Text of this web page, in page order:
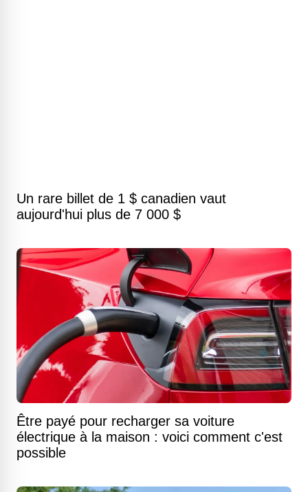
Un rare billet de 1 $ canadien vaut
aujourd'hui plus de 7 000 $
Être payé pour recharger sa voiture
électrique à la maison : voici comment c'est
possible